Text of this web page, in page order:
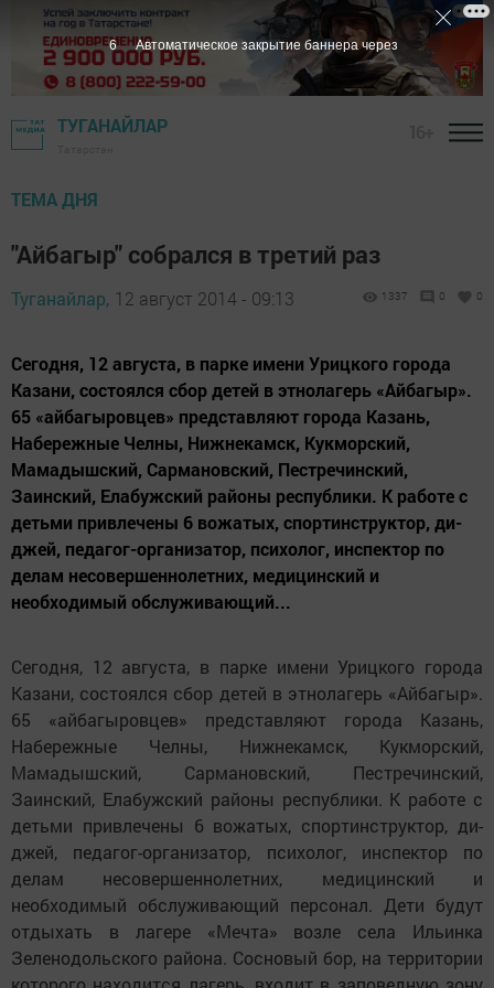
ТУГАНАЙЛАР
ТЕМА ДНЯ
"Айбагыр" собрался в третий раз
Туганайлар, 12 август 2014 - 09:13 1337 0 0
Сегодня, 12 августа, в парке имени Урицкого города
Казани, состоялся сбор детей в этнолагерь «Айбагыр».
65 «айбагыровцев» представляют города Казань,
Набережные Челны, Нижнекамск, Кукморский,
Мамадышский, Сармановский, Пестречинский,
Заинский, Елабужский районы республики. К работе с
детьми привлечены 6 вожатых, спортинструктор, ди-
джей, педагог-организатор, психолог, инспектор по
делам несовершеннолетних, медицинский и
необходимый обслуживающий...
Сегодня, 12 августа, в парке имени Урицкого города
Казани, состоялся сбор детей в этнолагерь «Айбагыр».
65 «айбагыровцев» представляют города Казань,
Набережные Челны, Нижнекамск, Кукморский,
Мамадышский, Сармановский, Пестречинский,
Заинский, Елабужский районы республики. К работе с
детьми привлечены 6 вожатых, спортинструктор, ди-
джей, педагог-организатор, психолог, инспектор по
делам несовершеннолетних, медицинский и
необходимый обслуживающий персонал. Дети будут
отдыхать в лагере «Мечта» возле села Ильинка
Зеленодольского района. Сосновый бор, на территории
4 Автоматическое закрытие баннера через